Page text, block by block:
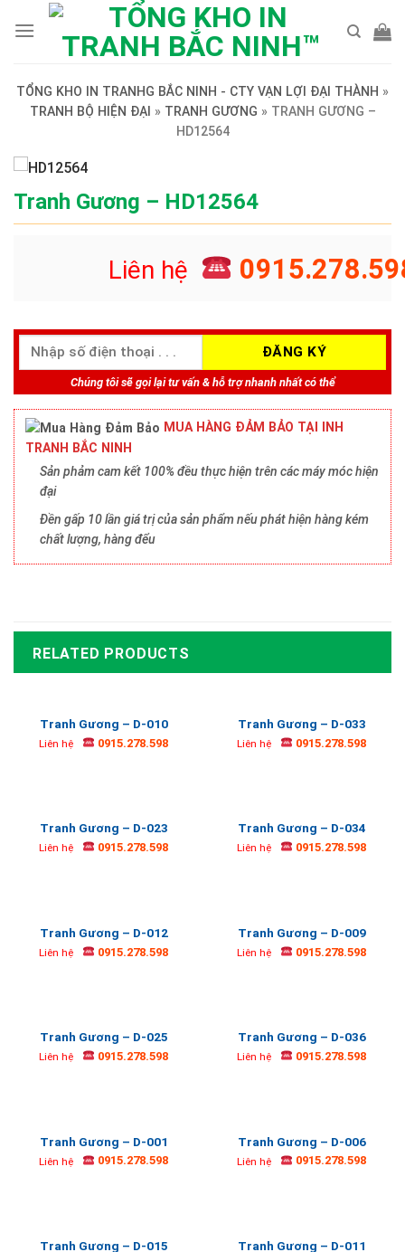
TỔNG KHO IN TRANHG BẮC NINH - CTY VẠN LỢI ĐẠI THÀNH »
TRANH BỘ HIỆN ĐẠI » TRANH GƯƠNG » TRANH GƯƠNG –
HD12564
Tranh Gương – HD12564
Liên hệ
Chúng tôi sẽ gọi lại tư vấn & hỗ trợ nhanh nhất có thể
MUA HÀNG ĐẢM BẢO TẠI INH
TRANH BẮC NINH
Sản phảm cam kết 100% đều thực hiện trên các máy móc hiện
đại
Đền gấp 10 lần giá trị của sản phẩm nếu phát hiện hàng kém
chất lượng, hàng đểu
RELATED PRODUCTS
Tranh Gương – D-010
Liên hệ 0915.278.598
Tranh Gương – D-033
Liên hệ 0915.278.598
Tranh Gương – D-023
Liên hệ 0915.278.598
Tranh Gương – D-034
Liên hệ 0915.278.598
Tranh Gương – D-012
Liên hệ 0915.278.598
Tranh Gương – D-009
Liên hệ 0915.278.598
Tranh Gương – D-025
Liên hệ 0915.278.598
Tranh Gương – D-036
Liên hệ 0915.278.598
Tranh Gương – D-001
Liên hệ 0915.278.598
Tranh Gương – D-006
Liên hệ 0915.278.598
Tranh Gương – D-015 Tranh Gương – D-011